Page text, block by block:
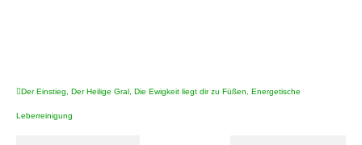
Der Einstieg, Der Heilige Gral, Die Ewigkeit liegt dir zu Füßen, Energetische
Leberreinigung